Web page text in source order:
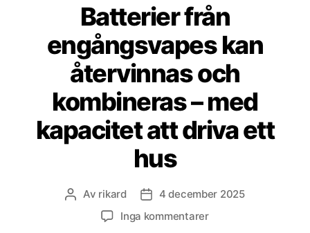
Batterier från
engångsvapes kan
återvinnas och
kombineras – med
kapacitet att driva ett
hus
Inläggsförfattare
Av rikard Inläggsdatum
4 december 2025
Inga kommentarertill